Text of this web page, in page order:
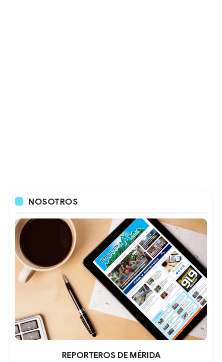
NOSOTROS
REPORTEROS DE MÉRIDA